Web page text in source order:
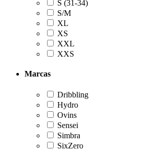
S (31-34)
S/M
XL
XS
XXL
XXS
Marcas
Dribbling
Hydro
Ovins
Sensei
Simbra
SixZero